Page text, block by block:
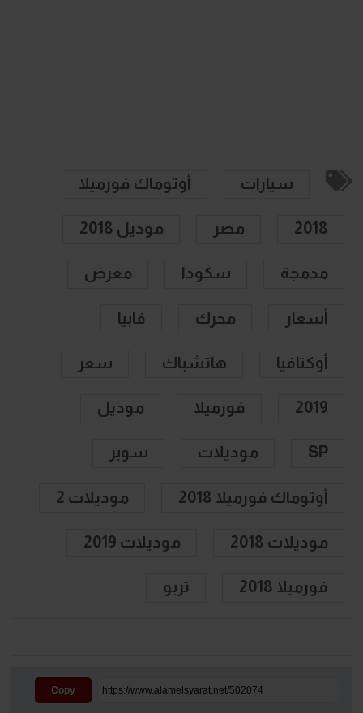
سيارات أوتوماك فورميلا
2018 مصر موديل 2018
مدمجة سكودا معرض
أسعار محرك فابيا
أوكتافيا هاتشباك سعر
2019 فورميلا موديل
SP موديلات سوبر
أوتوماك فورميلا 2018 موديلات 2
موديلات 2018 موديلات 2019
فورميلا 2018 تربو
Copy